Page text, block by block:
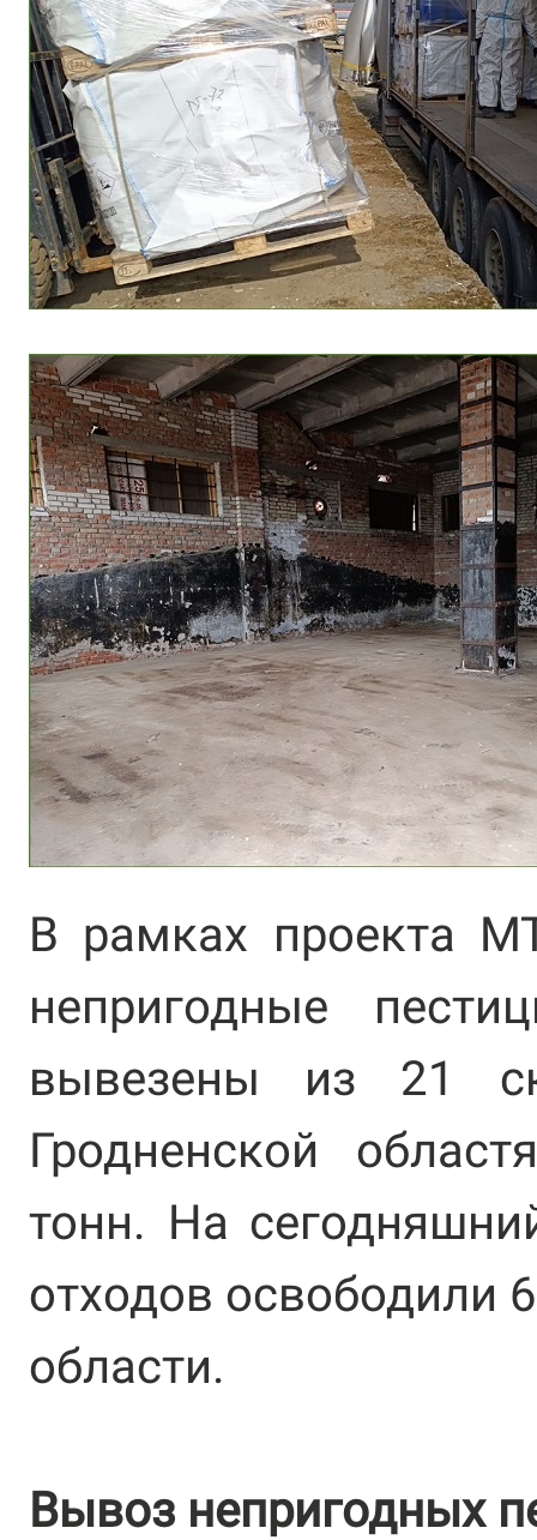
В рамках проекта
непригодные
вывезены из 21
Гродненской
тонн. На
отходов освободили
области.
Вывоз непригодных